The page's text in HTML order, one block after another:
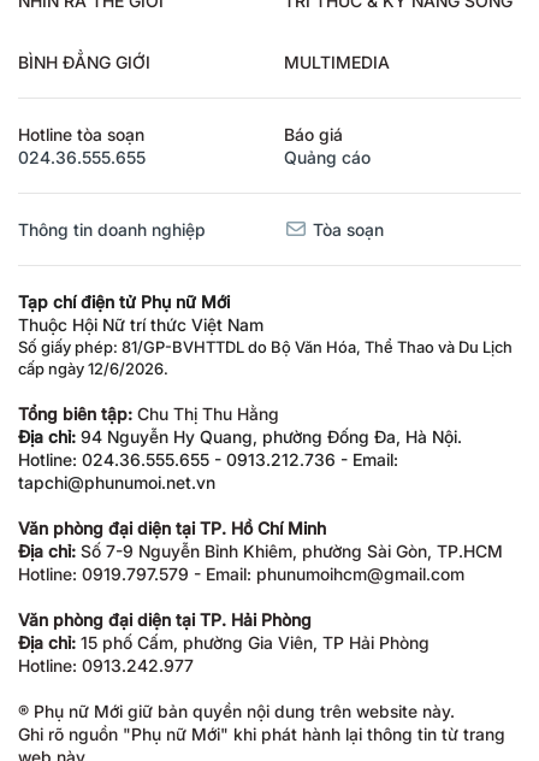
BÌNH ĐẲNG GIỚI MULTIMEDIA
Hotline tòa soạn
024.36.555.655
Báo giá
Quảng cáo
Thông tin doanh nghiệp Tòa soạn
Tạp chí điện tử Phụ nữ Mới
Thuộc Hội Nữ trí thức Việt Nam
Số giấy phép: 81/GP-BVHTTDL do Bộ Văn Hóa, Thể Thao và Du Lịch
cấp ngày 12/6/2026.
Tổng biên tập: Chu Thị Thu Hằng
Địa chỉ: 94 Nguyễn Hy Quang, phường Đống Đa, Hà Nội.
Hotline: 024.36.555.655 - 0913.212.736 - Email:
tapchi@phunumoi.net.vn
Văn phòng đại diện tại TP. Hồ Chí Minh
Địa chỉ: Số 7-9 Nguyễn Bỉnh Khiêm, phường Sài Gòn, TP.HCM
Hotline: 0919.797.579 - Email: phunumoihcm@gmail.com
Văn phòng đại diện tại TP. Hải Phòng
Địa chỉ: 15 phố Cấm, phường Gia Viên, TP Hải Phòng
Hotline: 0913.242.977
® Phụ nữ Mới giữ bản quyền nội dung trên website này.
Ghi rõ nguồn "Phụ nữ Mới" khi phát hành lại thông tin từ trang
web này.